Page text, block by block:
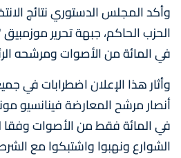
وأكد المجلس الدستوري نتائج
في المائة من الأصوات ومرشحه
وأثار هذا الإعلان اضطرابات في
في المائة فقط من الأصوات
الشوارع ونهبوا واشتبكوا مع